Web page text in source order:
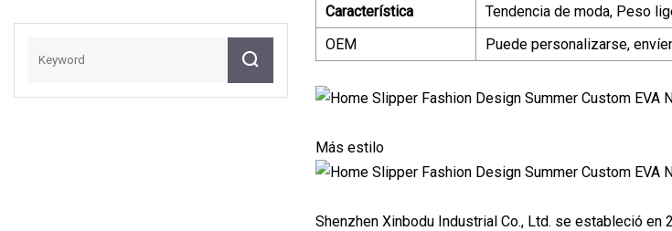
Almohadilla De Gel
De Silicona Para
Característica
Tendencia de moda, Peso
OEM
Puede personalizarse,
Más estilo
Shenzhen Xinbodu Industrial Co., Ltd. se estableció